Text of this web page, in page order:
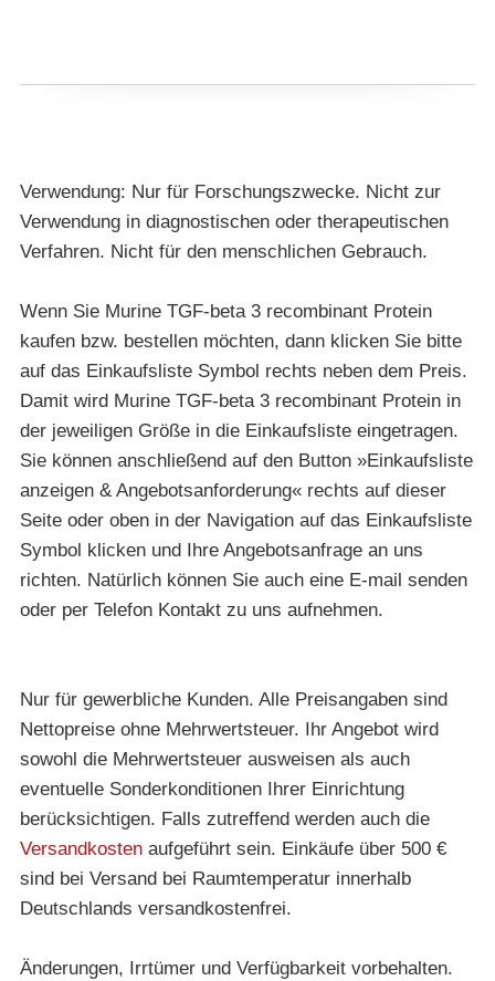
Verwendung: Nur für Forschungszwecke. Nicht zur
Verwendung in diagnostischen oder therapeutischen
Verfahren. Nicht für den menschlichen Gebrauch.
Wenn Sie Murine TGF-beta 3 recombinant Protein
kaufen bzw. bestellen möchten, dann klicken Sie bitte
auf das Einkaufsliste Symbol rechts neben dem Preis.
Damit wird Murine TGF-beta 3 recombinant Protein in
der jeweiligen Größe in die Einkaufsliste eingetragen.
Sie können anschließend auf den Button »Einkaufsliste
anzeigen & Angebotsanforderung« rechts auf dieser
Seite oder oben in der Navigation auf das Einkaufsliste
Symbol klicken und Ihre Angebotsanfrage an uns
richten. Natürlich können Sie auch eine E-mail senden
oder per Telefon Kontakt zu uns aufnehmen.
Nur für gewerbliche Kunden. Alle Preisangaben sind
Nettopreise ohne Mehrwertsteuer. Ihr Angebot wird
sowohl die Mehrwertsteuer ausweisen als auch
eventuelle Sonderkonditionen Ihrer Einrichtung
berücksichtigen. Falls zutreffend werden auch die
Versandkostenaufgeführt sein. Einkäufe über 500 €
sind bei Versand bei Raumtemperatur innerhalb
Deutschlands versandkostenfrei.
Änderungen, Irrtümer und Verfügbarkeit vorbehalten.